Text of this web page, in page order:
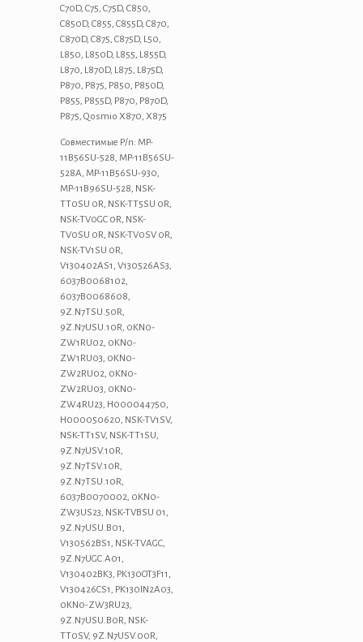
C70D, C75, C75D, C850,
C850D, C855, C855D, C870,
C870D, C875, C875D, L50,
L850, L850D, L855, L855D,
L870, L870D, L875, L875D,
P870, P875, P850, P850D,
P855, P855D, P870, P870D,
P875, Qosmio X870, X875
Совместимые P/n: MP-
11B56SU-528, MP-11B56SU-
528A, MP-11B56SU-930,
MP-11B96SU-528, NSK-
TT0SU 0R, NSK-TT5SU 0R,
NSK-TV0GC 0R, NSK-
TV0SU 0R, NSK-TV0SV 0R,
NSK-TV1SU 0R,
V130402AS1, V130526AS3,
6037B0068102,
6037B0068608,
9Z.N7TSU.50R,
9Z.N7USU.10R, 0KN0-
ZW1RU02, 0KN0-
ZW1RU03, 0KN0-
ZW2RU02, 0KN0-
ZW2RU03, 0KN0-
ZW4RU23, H000044750,
H000050620, NSK-TV1SV,
NSK-TT1SV, NSK-TT1SU,
9Z.N7USV.10R,
9Z.N7TSV.10R,
9Z.N7TSU.10R,
6037B0070002, 0KN0-
ZW3US23, NSK-TVBSU 01,
9Z.N7USU.B01,
V130562BS1, NSK-TVAGC,
9Z.N7UGC.A01,
V130402BK3, PK130OT3F11,
V130426CS1, PK130IN2A03,
0KN0-ZW3RU23,
9Z.N7USU.B0R, NSK-
TT0SV, 9Z.N7USV.00R,